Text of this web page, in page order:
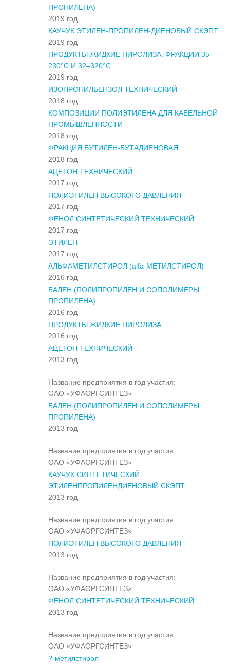
ПРОПИЛЕНА)
2019 год
КАУЧУК ЭТИЛЕН-ПРОПИЛЕН-ДИЕНОВЫЙ СКЭПТ
2019 год
ПРОДУКТЫ ЖИДКИЕ ПИРОЛИЗА. ФРАКЦИИ 35–
230°С И 32–320°С
2019 год
ИЗОПРОПИЛБЕНЗОЛ ТЕХНИЧЕСКИЙ
2018 год
КОМПОЗИЦИИ ПОЛИЭТИЛЕНА ДЛЯ КАБЕЛЬНОЙ
ПРОМЫШЛЕННОСТИ
2018 год
ФРАКЦИЯ БУТИЛЕН-БУТАДИЕНОВАЯ
2018 год
АЦЕТОН ТЕХНИЧЕСКИЙ
2017 год
ПОЛИЭТИЛЕН ВЫСОКОГО ДАВЛЕНИЯ
2017 год
ФЕНОЛ СИНТЕТИЧЕСКИЙ ТЕХНИЧЕСКИЙ
2017 год
ЭТИЛЕН
2017 год
АЛЬФАМЕТИЛСТИРОЛ (alfa-МЕТИЛСТИРОЛ)
2016 год
БАЛЕН (ПОЛИПРОПИЛЕН И СОПОЛИМЕРЫ
ПРОПИЛЕНА)
2016 год
ПРОДУКТЫ ЖИДКИЕ ПИРОЛИЗА
2016 год
АЦЕТОН ТЕХНИЧЕСКИЙ
2013 год
Название предприятия в год участия:
ОАО «УФАОРГСИНТЕЗ»
БАЛЕН (ПОЛИПРОПИЛЕН И СОПОЛИМЕРЫ
ПРОПИЛЕНА)
2013 год
Название предприятия в год участия:
ОАО «УФАОРГСИНТЕЗ»
КАУЧУК СИНТЕТИЧЕСКИЙ
ЭТИЛЕНПРОПИЛЕНДИЕНОВЫЙ СКЭПТ
2013 год
Название предприятия в год участия:
ОАО «УФАОРГСИНТЕЗ»
ПОЛИЭТИЛЕН ВЫСОКОГО ДАВЛЕНИЯ
2013 год
Название предприятия в год участия:
ОАО «УФАОРГСИНТЕЗ»
ФЕНОЛ СИНТЕТИЧЕСКИЙ ТЕХНИЧЕСКИЙ
2013 год
Название предприятия в год участия:
ОАО «УФАОРГСИНТЕЗ»
?-метилстирол